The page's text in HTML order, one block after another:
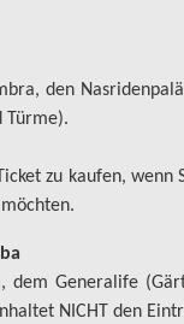
den
Türme).
zu kaufen,
dem Generalife
NICHT den